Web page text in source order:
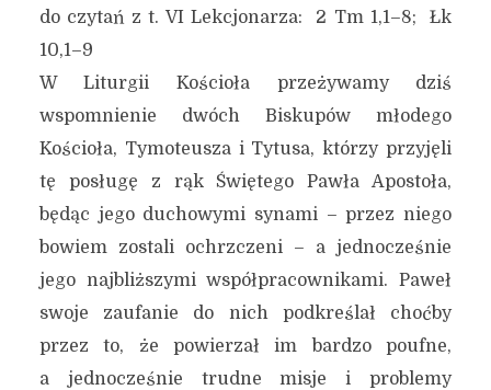
do czytań z t. VI Lekcjonarza: 2 Tm 1,1–8; Łk
10,1–9
W Liturgii Kościoła przeżywamy dziś
wspomnienie dwóch Biskupów młodego
Kościoła, Tymoteusza i Tytusa, którzy przyjęli
tę posługę z rąk Świętego Pawła Apostoła,
będąc jego duchowymi synami – przez niego
bowiem zostali ochrzczeni – a jednocześnie
jego najbliższymi współpracownikami. Paweł
swoje zaufanie do nich podkreślał choćby
przez to, że powierzał im bardzo poufne,
a jednocześnie trudne misje i problemy